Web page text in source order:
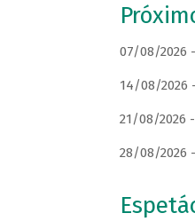
07/08/2026 -
14/08/2026 -
21/08/2026 -
28/08/2026 -